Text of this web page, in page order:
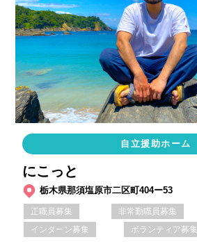
自立援助ホーム
にこっと
栃木県那須塩原市二区町404ー53
正職員募集 非常勤職員募集
インターン募集
ボランティア募集